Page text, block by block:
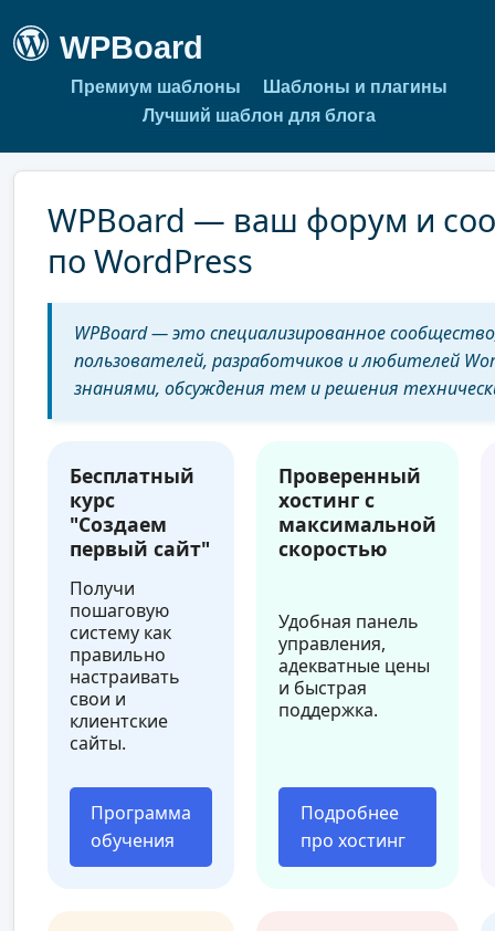
WPBoard
Премиум шаблоны
Шаблоны и плагины
Лучший шаблон для блога
WPBoard — ваш форум и
по WordPress
WPBoard — это специализированное
пользователей, разработчиков и любителей
знаниями, обсуждения тем и решения
Бесплатный
курс
"Создаем
первый сайт"
Получи
пошаговую
систему как
правильно
настраивать
свои и
клиентские
сайты.
Программа
обучения
Проверенный
хостинг с
максимальной
скоростью
Удобная панель
управления,
адекватные цены
и быстрая
поддержка.
Подробнее
про хостинг